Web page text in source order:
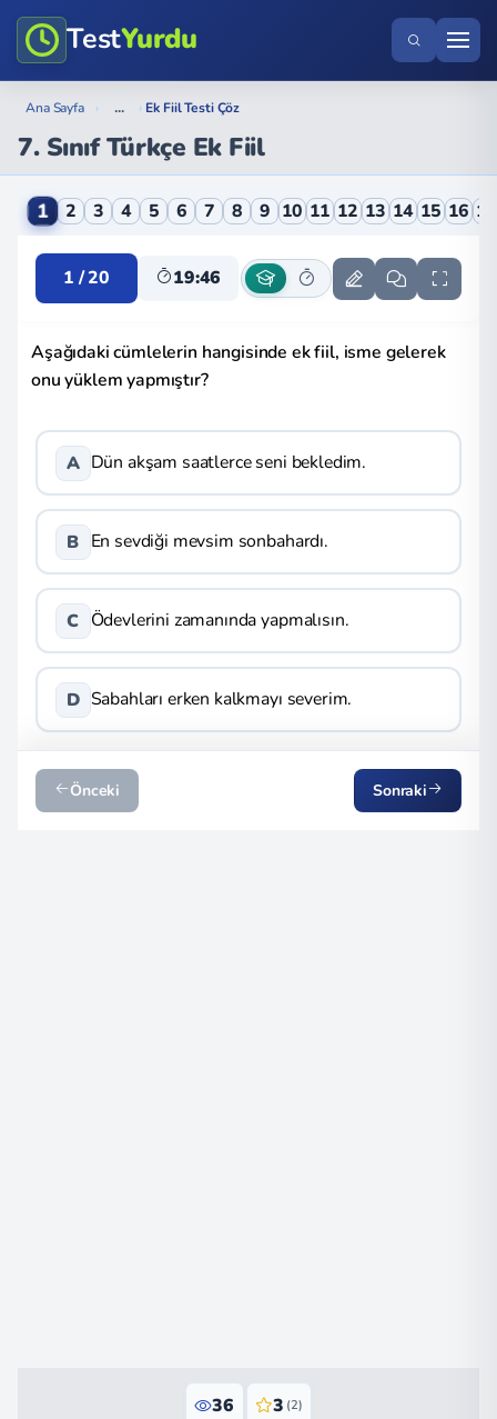
TestYurdu
Ana Sayfa › ... › Ek Fiil Testi Çöz
7. Sınıf Türkçe Ek Fiil
7. Sınıf Türkçe Ek Fiil Online Testi
1 2 3 4 5 6 7 8 9 10 11 12 13 14 15 16 17
1 / 20 19:45
Aşağıdaki cümlelerin hangisinde ek fiil, isme gelerek
onu yüklem yapmıştır?
A Dün akşam saatlerce seni bekledim.
B En sevdiği mevsim sonbahardı.
C Ödevlerini zamanında yapmalısın.
D Sabahları erken kalkmayı severim.
Önceki Sonraki
36 3 (2)